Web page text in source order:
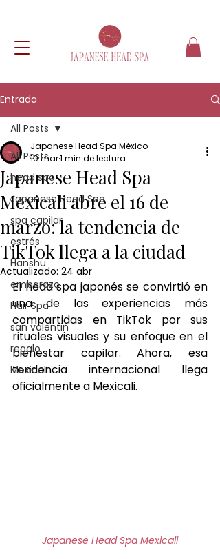
Entrada
All Posts
head spa
Japanese Head Spa
spa capilar
estrés
Hanshu
embarazo
Hair Spa
san valentin
regalo
Mexicali
All Posts
Japanese Head Spa
Mexicali abre el 16 de
marzo: la tendencia de
TikTok llega a la ciudad
Japanese Head Spa México
10 mar1 min de lectura
Actualizado: 24 abr
El head spa japonés se convirtió en
una de las experiencias más
compartidas en TikTok por sus
rituales visuales y su enfoque en el
bienestar capilar. Ahora, esa
tendencia internacional llega
oficialmente a Mexicali.
Japanese Head Spa Mexicali